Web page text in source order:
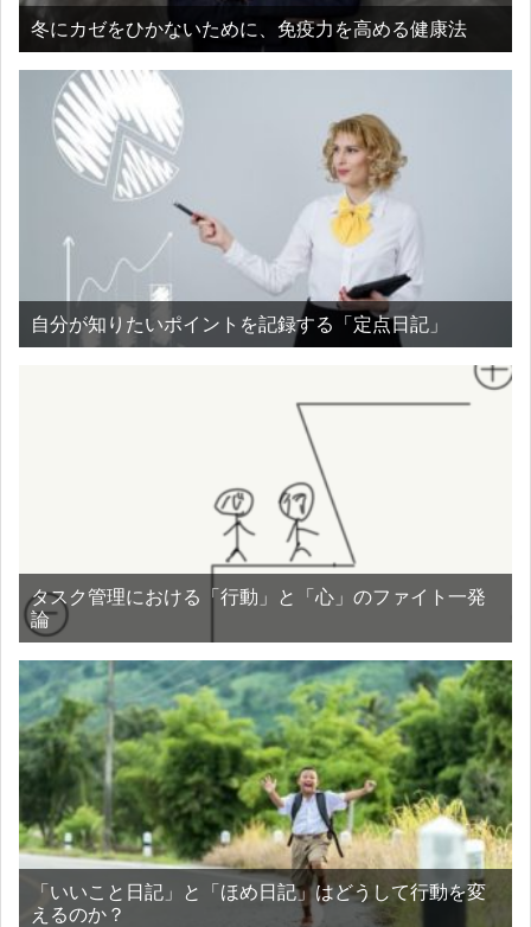
冬にカゼをひかないために、免疫力を高める健康法
自分が知りたいポイントを記録する「定点日記」
タスク管理における「行動」と「心」のファイト一発
論
「いいこと日記」と「ほめ日記」はどうして行動を変
えるのか？